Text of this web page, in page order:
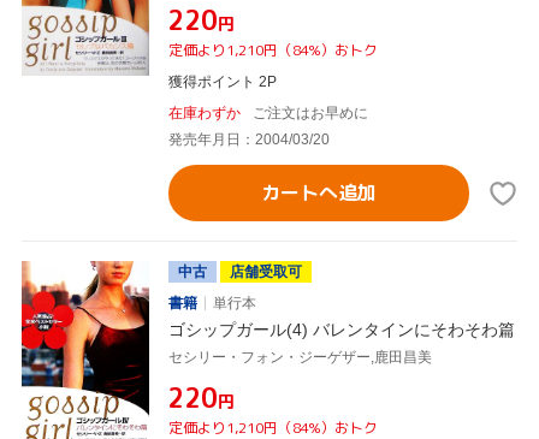
¥220円
定価より1,210円（84%）おトク
獲得ポイント 2P
在庫わずか
ご注文はお早めに
発売年月日：2004/03/20
カートへ追加
中古
店舗受取可
書籍
単行本
ゴシップガール(4) バレンタインにそわそわ篇
セシリー・フォン・ジーゲザー,鹿田昌美
¥220円
定価より1,210円（84%）おトク